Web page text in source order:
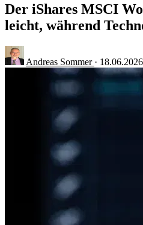
Der iShares MSCI
leicht, während
Andreas Sommer ·